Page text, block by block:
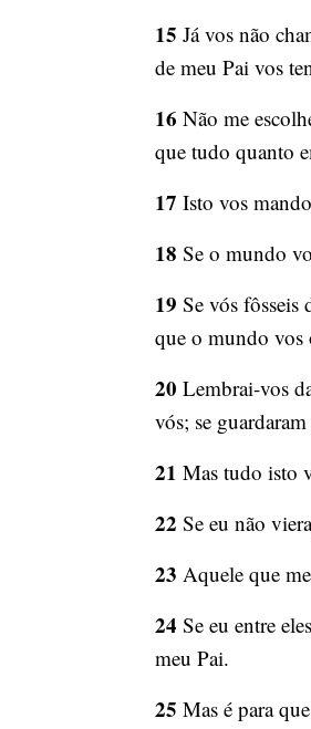
15 Já vos não
de meu Pai vos
16 Não me
que tudo quanto
17 Isto vos
18 Se o mundo
19 Se vós
que o mundo vos
20 Lembrai-vos
vós; se
21 Mas tudo isto
22 Se eu não
23 Aquele que
24 Se eu entre
meu Pai.
25 Mas é para